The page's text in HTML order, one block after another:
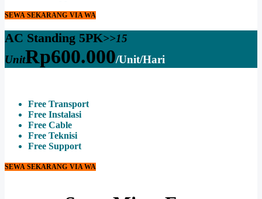
SEWA SEKARANG VIA WA
AC Standing 5PK>>15
UnitRp600.000/Unit/Hari
Free Transport
Free Instalasi
Free Cable
Free Teknisi
Free Support
SEWA SEKARANG VIA WA